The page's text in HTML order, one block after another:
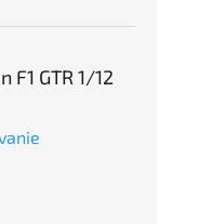
F1 GTR 1/12